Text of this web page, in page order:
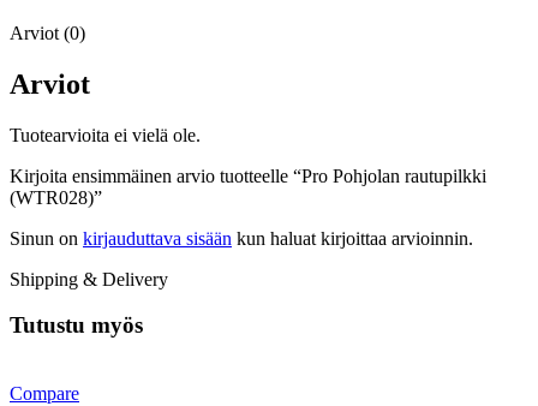
Arviot (0)
Arviot
Tuotearvioita ei vielä ole.
Kirjoita ensimmäinen arvio tuotteelle “Pro Pohjolan rautupilkki
(WTR028)”
Sinun on kirjauduttava sisään kun haluat kirjoittaa arvioinnin.
Shipping & Delivery
Tutustu myös
Compare